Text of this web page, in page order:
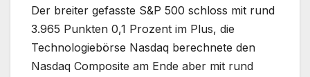
Der breiter gefasste S&P 500 schloss mit rund
3.965 Punkten 0,1 Prozent im Plus, die
Technologiebörse Nasdaq berechnete den
Nasdaq Composite am Ende aber mit rund